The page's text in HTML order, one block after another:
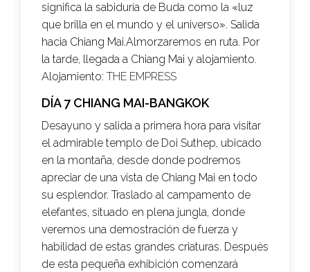
significa la sabiduría de Buda como la «luz
que brilla en el mundo y el universo». Salida
hacia Chiang Mai.Almorzaremos en ruta. Por
la tarde, llegada a Chiang Mai y alojamiento.
Alojamiento: THE EMPRESS
DÍA 7 CHIANG MAI-BANGKOK
Desayuno y salida a primera hora para visitar
el admirable templo de Doi Suthep, ubicado
en la montaña, desde donde podremos
apreciar de una vista de Chiang Mai en todo
su esplendor. Traslado al campamento de
elefantes, situado en plena jungla, donde
veremos una demostración de fuerza y
habilidad de estas grandes criaturas. Después
de esta pequeña exhibición comenzará